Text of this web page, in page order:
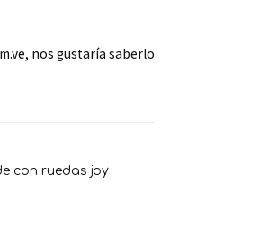
nos gustaría saberlo